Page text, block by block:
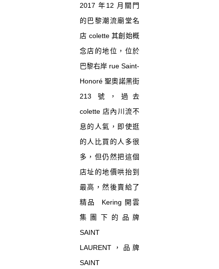
2017 年12 月關門
的巴黎潮流廟堂名
店 colette 其創始概
念店的地位，位於
巴黎右岸 rue Saint-
Honoré 聖奧諾黑街
213 號，過去
colette 店內川流不
息的人氣，即使逛
的人比買的人多很
多，但仍然把這個
店址的地價哄抬到
最高，然後賣給了
精品 Kering 開雲
集團下的品牌
SAINT
LAURENT，品牌
SAINT